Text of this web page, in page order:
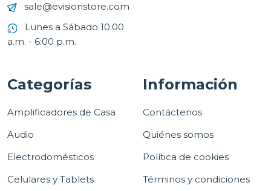
sale@evisionstore.com
Lunes a Sábado 10:00
a.m. - 6:00 p.m.
Categorías
Amplificadores de Casa
Audio
Electrodomésticos
Celulares y Tablets
Información
Contáctenos
Quiénes somos
Política de cookies
Términos y condiciones